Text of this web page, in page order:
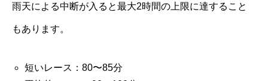
雨天による中断が入ると最大2時間の上限に達すること
もあります。
短いレース：80〜85分